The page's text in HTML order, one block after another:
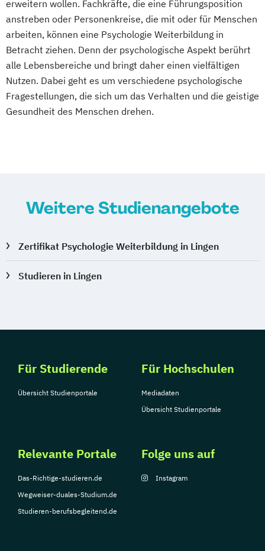
erweitern wollen. Fachkräfte, die eine Führungsposition
anstreben oder Personenkreise, die mit oder für Menschen
arbeiten, können eine Psychologie Weiterbildung in
Betracht ziehen. Denn der psychologische Aspekt berührt
alle Lebensbereiche und bringt daher einen vielfältigen
Nutzen. Dabei geht es um verschiedene psychologische
Fragestellungen, die sich um das Verhalten und die geistige
Gesundheit des Menschen drehen.
Weitere Studienangebote
Zertifikat Psychologie Weiterbildung in Lingen
Studieren in Lingen
Für Studierende
Übersicht Studienportale
Für Hochschulen
Mediadaten
Übersicht Studienportale
Relevante Portale
Das-Richtige-studieren.de
Wegweiser-duales-Studium.de
Studieren-berufsbegleitend.de
Folge uns auf
Instagram